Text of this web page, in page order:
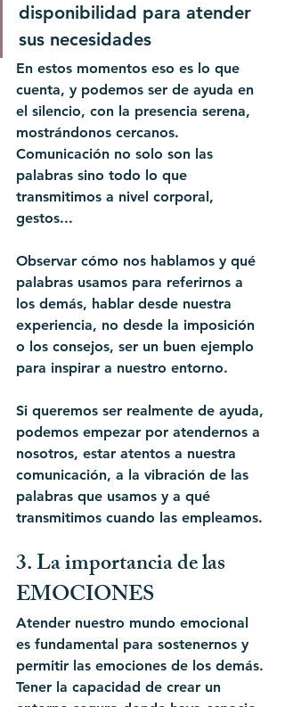
disponibilidad para atender
sus necesidades
En estos momentos eso es lo que
cuenta, y podemos ser de ayuda en
el silencio, con la presencia serena,
mostrándonos cercanos.
Comunicación no solo son las
palabras sino todo lo que
transmitimos a nivel corporal,
gestos...
Observar cómo nos hablamos y qué
palabras usamos para referirnos a
los demás, hablar desde nuestra
experiencia, no desde la imposición
o los consejos, ser un buen ejemplo
para inspirar a nuestro entorno.
Si queremos ser realmente de ayuda,
podemos empezar por atendernos a
nosotros, estar atentos a nuestra
comunicación, a la vibración de las
palabras que usamos y a qué
transmitimos cuando las empleamos.
3. La importancia de las
EMOCIONES
Atender nuestro mundo emocional
es fundamental para sostenernos y
permitir las emociones de los demás.
Tener la capacidad de crear un